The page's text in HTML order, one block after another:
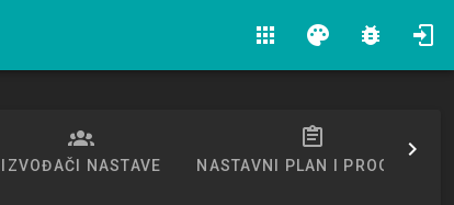
apps palette bug_report
IZVOĐAČI NASTAVE NASTAVNI PLAN I PROGRAM